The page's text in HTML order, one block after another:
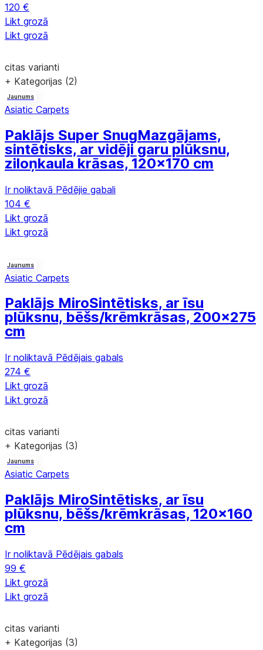
120 €
Likt grozā
Likt grozā
citas varianti
+ Kategorijas (2)
Jaunums
Asiatic Carpets
Paklājs Super SnugMazgājams,
sintētisks, ar vidēji garu plūksnu,
ziloņkaula krāsas, 120x170 cm
Ir noliktavā Pēdējie gabali
104 €
Likt grozā
Likt grozā
Jaunums
Asiatic Carpets
Paklājs MiroSintētisks, ar īsu
plūksnu, bēšs/krēmkrāsas, 200x275
cm
Ir noliktavā Pēdējais gabals
274 €
Likt grozā
Likt grozā
citas varianti
+ Kategorijas (3)
Jaunums
Asiatic Carpets
Paklājs MiroSintētisks, ar īsu
plūksnu, bēšs/krēmkrāsas, 120x160
cm
Ir noliktavā Pēdējais gabals
99 €
Likt grozā
Likt grozā
citas varianti
+ Kategorijas (3)